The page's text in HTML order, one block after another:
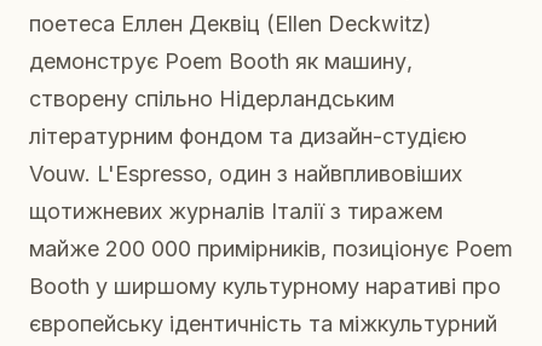
поетеса Еллен Деквіц (Ellen Deckwitz)
демонструє Poem Booth як машину,
створену спільно Нідерландським
літературним фондом та дизайн-студією
Vouw. L'Espresso, один з найвпливовіших
щотижневих журналів Італії з тиражем
майже 200 000 примірників, позиціонує Poem
Booth у ширшому культурному наративі про
європейську ідентичність та міжкультурний